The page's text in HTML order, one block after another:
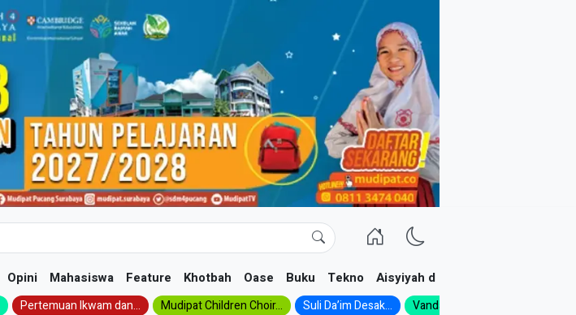
Opini Mahasiswa Feature Khotbah Oase Buku Tekno Aisyiyah dan NA
Pertemuan Ikwam dan... Mudipat Children Choir... Suli Da’im Desak... Vanda, Siswa SMK...